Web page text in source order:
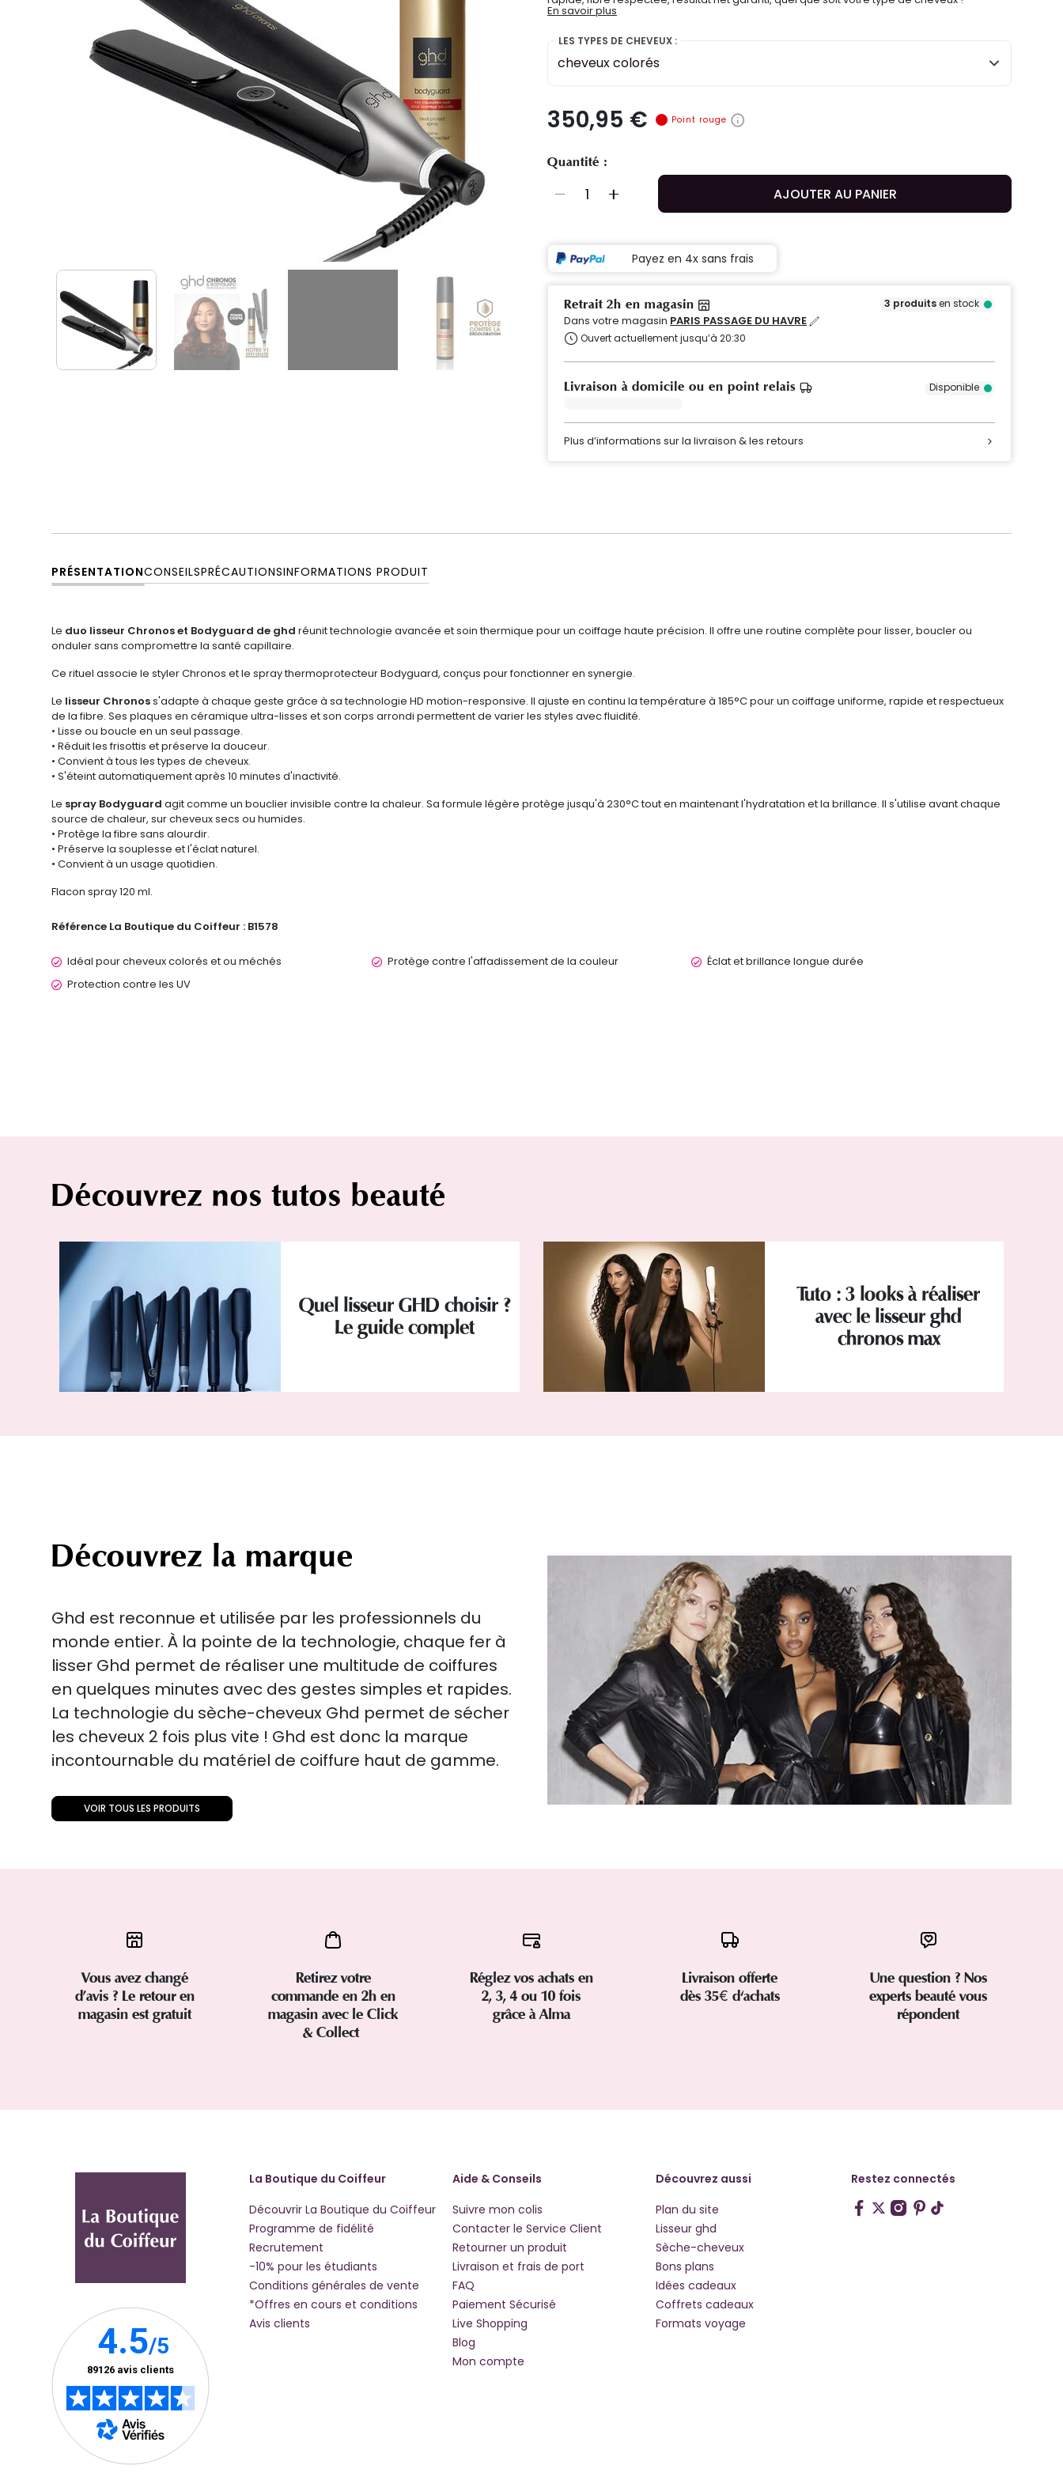
En savoir plus
LES TYPES DE CHEVEUX :
cheveux colorés
350,95 € Point rouge
Quantité :
AJOUTER AU PANIER
Payez en 4x sans frais
Retrait 2h en magasin 3 produitsen stock
Dans votre magasin PARIS PASSAGE DU HAVRE
Ouvert actuellement jusqu’à 20:30
Livraison à domicile ou en point relais Disponible
Plus d’informations sur la livraison & les retours
PRÉSENTATIONCONSEILSPRÉCAUTIONSINFORMATIONS PRODUIT
Le duo lisseur Chronos et Bodyguard de ghd réunit technologie avancée et soin thermique pour un coiffage haute précision. Il offre une routine complète pour lisser, boucler ou
onduler sans compromettre la santé capillaire.
Ce rituel associe le styler Chronos et le spray thermoprotecteur Bodyguard, conçus pour fonctionner en synergie.
Le lisseur Chronoss'adapte à chaque geste grâce à sa technologie HD motion-responsive. Il ajuste en continu la température à 185°C pour un coiffage uniforme, rapide et respectueux
de la fibre. Ses plaques en céramique ultra-lisses et son corps arrondi permettent de varier les styles avec fluidité.
• Lisse ou boucle en un seul passage.
• Réduit les frisottis et préserve la douceur.
• Convient à tous les types de cheveux.
• S'éteint automatiquement après 10 minutes d'inactivité.
Le spray Bodyguard agit comme un bouclier invisible contre la chaleur. Sa formule légère protège jusqu'à 230°C tout en maintenant l'hydratation et la brillance. Il s'utilise avant chaque
source de chaleur, sur cheveux secs ou humides.
• Protège la fibre sans alourdir.
• Préserve la souplesse et l'éclat naturel.
• Convient à un usage quotidien.
Flacon spray 120 ml.
Référence La Boutique du Coiffeur : B1578
Idéal pour cheveux colorés et ou méchés Protège contre l'affadissement de la couleur
Éclat et brillance longue durée
Protection contre les UV
Découvrez nos tutos beauté
Quel lisseur GHD choisir ?
Le guide complet
Tuto : 3 looks à réaliser
avec le lisseur ghd
chronos max
Découvrez la marque
Ghd est reconnue et utilisée par les professionnels du
monde entier. À la pointe de la technologie, chaque fer à
lisser Ghd permet de réaliser une multitude de coiffures
en quelques minutes avec des gestes simples et rapides.
La technologie du sèche-cheveux Ghd permet de sécher
les cheveux 2 fois plus vite ! Ghd est donc la marque
incontournable du matériel de coiffure haut de gamme.
VOIR TOUS LES PRODUITS
Vous avez changé
d’avis ? Le retour en
magasin est gratuit
Retirez votre
commande en 2h en
magasin avec le Click
& Collect
Réglez vos achats en
2, 3, 4 ou 10 fois
grâce à Alma
Livraison offerte
dès 35€ d'achats
Une question ? Nos
experts beauté vous
répondent
La Boutique du Coiffeur
Découvrir La Boutique du Coiffeur
Programme de fidélité
Recrutement
-10% pour les étudiants
Conditions générales de vente
*Offres en cours et conditions
Avis clients
Aide & Conseils
Suivre mon colis
Contacter le Service Client
Retourner un produit
Livraison et frais de port
FAQ
Paiement Sécurisé
Live Shopping
Blog
Mon compte
Découvrez aussi
Plan du site
Lisseur ghd
Sèche-cheveux
Bons plans
Idées cadeaux
Coffrets cadeaux
Formats voyage
Restez connectés